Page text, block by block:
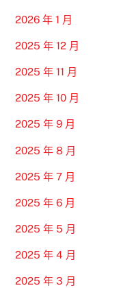
2026 年 1 月
2025 年 12 月
2025 年 11 月
2025 年 10 月
2025 年 9 月
2025 年 8 月
2025 年 7 月
2025 年 6 月
2025 年 5 月
2025 年 4 月
2025 年 3 月